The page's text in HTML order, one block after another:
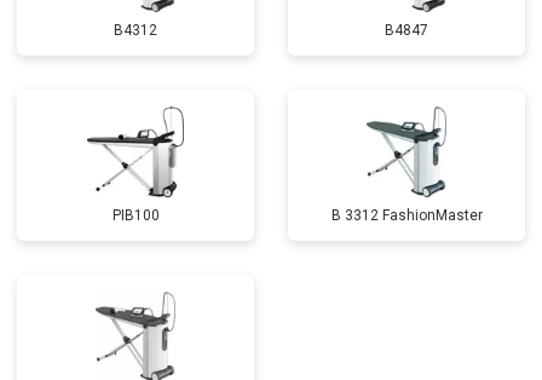
B4312 B4847
PIB100 B 3312 FashionMaster